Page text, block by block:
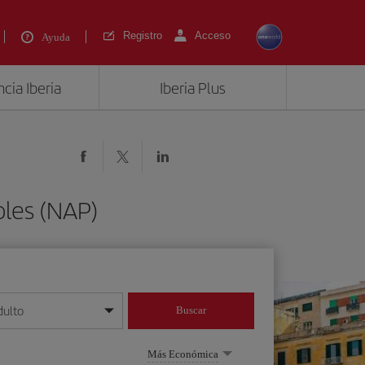
Ayuda Registro Acceso
Iberia Iberia Plus
(NAP)
mes/año
Buscar
Más Económica